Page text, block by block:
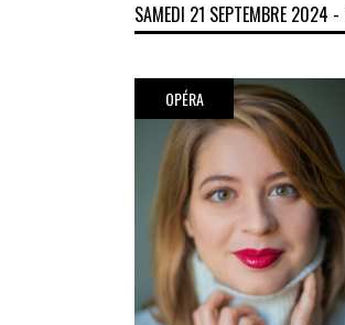
SAMEDI 21 SEPTEMBRE 2024 -
OPÉRA